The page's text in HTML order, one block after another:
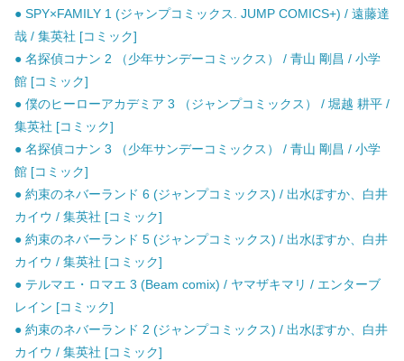
● SPY×FAMILY 1 (ジャンプコミックス. JUMP COMICS+) / 遠藤達
哉 / 集英社 [コミック]
● 名探偵コナン 2 （少年サンデーコミックス） / 青山 剛昌 / 小学
館 [コミック]
● 僕のヒーローアカデミア 3 （ジャンプコミックス） / 堀越 耕平 /
集英社 [コミック]
● 名探偵コナン 3 （少年サンデーコミックス） / 青山 剛昌 / 小学
館 [コミック]
● 約束のネバーランド 6 (ジャンプコミックス) / 出水ぽすか、白井
カイウ / 集英社 [コミック]
● 約束のネバーランド 5 (ジャンプコミックス) / 出水ぽすか、白井
カイウ / 集英社 [コミック]
● テルマエ・ロマエ 3 (Beam comix) / ヤマザキマリ / エンターブ
レイン [コミック]
● 約束のネバーランド 2 (ジャンプコミックス) / 出水ぽすか、白井
カイウ / 集英社 [コミック]